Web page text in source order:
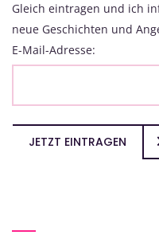
Gleich eintragen und ich
neue Geschichten und
E-Mail-Adresse:
JETZT EINTRAGEN